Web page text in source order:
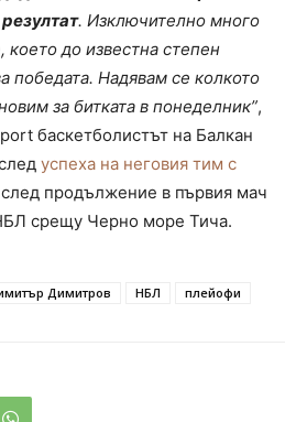
. Изключително много
което до известна степен
победата. Надявам се колкото
за битката в понеделник”,
баскетболистът на Балкан
успеха на неговия тим с
след продължение в първия мач
срещу Черно море Тича.
Димитров НБЛ плейофи